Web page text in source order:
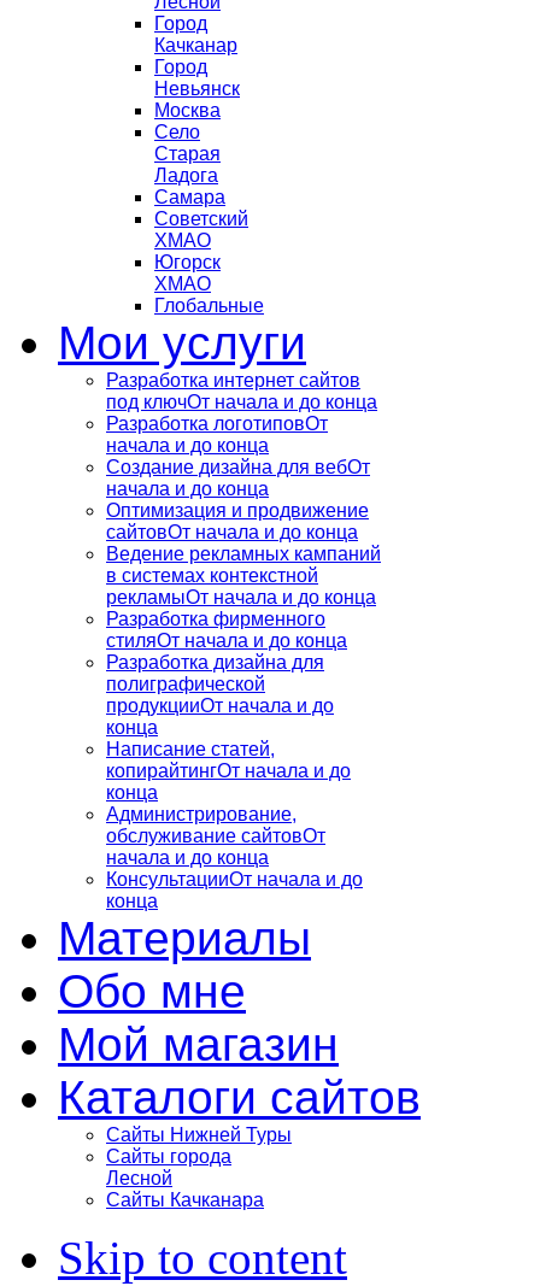
Город
Качканар
Город
Невьянск
Москва
Село
Старая
Ладога
Самара
Советский
ХМАО
Югорск
ХМАО
Глобальные
Мои услуги
Разработка интернет сайтов
под ключОт начала и до конца
Разработка логотиповОт
начала и до конца
Создание дизайна для вебОт
начала и до конца
Оптимизация и продвижение
сайтовОт начала и до конца
Ведение рекламных кампаний
в системах контекстной
рекламыОт начала и до конца
Разработка фирменного
стиляОт начала и до конца
Разработка дизайна для
полиграфической
продукцииОт начала и до
конца
Написание статей,
копирайтингОт начала и до
конца
Администрирование,
обслуживание сайтовОт
начала и до конца
КонсультацииОт начала и до
конца
Материалы
Обо мне
Мой магазин
Каталоги сайтов
Сайты Нижней Туры
Сайты города
Лесной
Сайты Качканара
Skip to content